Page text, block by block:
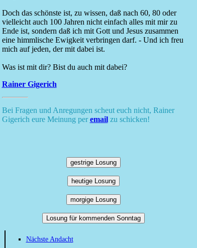
Doch das schönste ist, zu wissen, daß nach 60, 80 oder
vielleicht auch 100 Jahren nicht einfach alles mit mir zu
Ende ist, sondern daß ich mit Gott und Jesus zusammen
eine himmlische Ewigkeit verbringen darf. - Und ich freu
mich auf jeden, der mit dabei ist.
Was ist mit dir? Bist du auch mit dabei?
Rainer Gigerich
Bei Fragen und Anregungen scheut euch nicht, Rainer
Gigerich eure Meinung peremailzu schicken!
gestrige Losung
heutige Losung
morgige Losung
Losung für kommenden Sonntag
Nächste Andacht